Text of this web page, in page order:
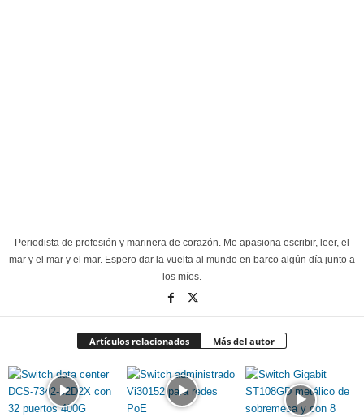
Periodista de profesión y marinera de corazón. Me apasiona escribir, leer, el
mar y el mar y el mar. Espero dar la vuelta al mundo en barco algún día junto a
los míos.
Artículos relacionados Más del autor